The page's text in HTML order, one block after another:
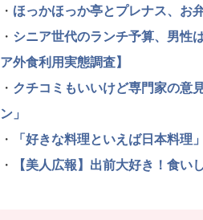
・ ほっかほっか亭とプレナス、お
・ シニア世代のランチ予算、男性
ア外食利用実態調査】
・ クチコミもいいけど専門家の意
ン」
・
「好きな料理といえば日本料理
・
【美人広報】出前大好き！食い